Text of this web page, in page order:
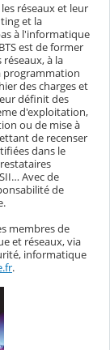
réseaux et leur
et la
à l'informatique
est de former
à la
programmation
des charges et
définit des
d'exploitation,
ou de mise à
de recenser
dans le
Avec de
de
membres de
et réseaux, via
informatique
.